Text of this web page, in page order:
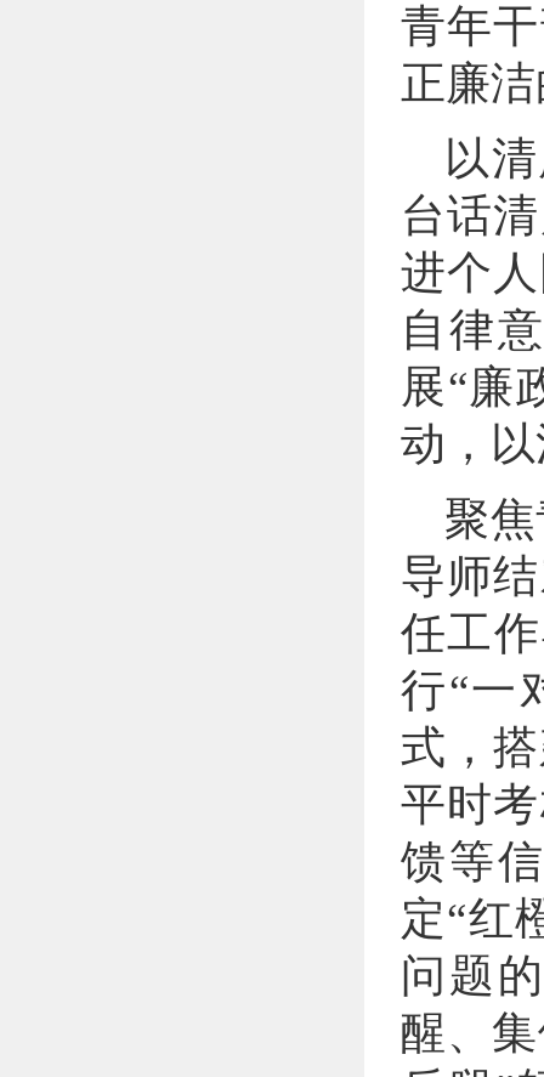
青年
正廉
以
台话
进个
自律
展“廉
动，
聚
导师
任工
行“一
式，
平时
馈等
定“红
问题
醒、